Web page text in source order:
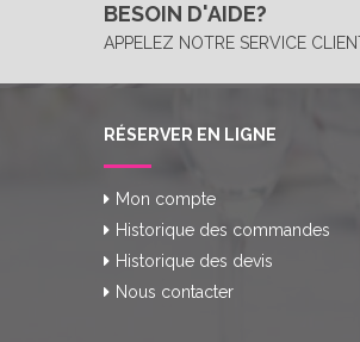
BESOIN D'AIDE?
APPELEZ NOTRE SERVICE
RÉSERVER EN LIGNE
Mon compte
Historique des commandes
Historique des devis
Nous contacter